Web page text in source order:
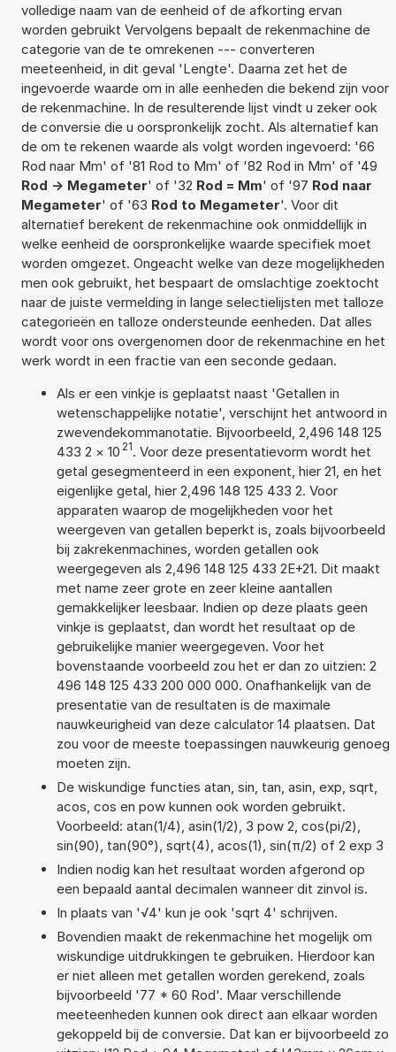
volledige naam van de eenheid of de afkorting ervan
worden gebruikt Vervolgens bepaalt de rekenmachine de
categorie van de te omrekenen --- converteren
meeteenheid, in dit geval 'Lengte'. Daarna zet het de
ingevoerde waarde om in alle eenheden die bekend zijn voor
de rekenmachine. In de resulterende lijst vindt u zeker ook
de conversie die u oorspronkelijk zocht. Als alternatief kan
de om te rekenen waarde als volgt worden ingevoerd: '66
Rod naar Mm' of '81 Rod to Mm' of '82 Rod in Mm' of '49
Rod -> Megameter' of '32 Rod = Mm' of '97 Rod naar
Megameter' of '63 Rod to Megameter'. Voor dit
alternatief berekent de rekenmachine ook onmiddellijk in
welke eenheid de oorspronkelijke waarde specifiek moet
worden omgezet. Ongeacht welke van deze mogelijkheden
men ook gebruikt, het bespaart de omslachtige zoektocht
naar de juiste vermelding in lange selectielijsten met talloze
categorieën en talloze ondersteunde eenheden. Dat alles
wordt voor ons overgenomen door de rekenmachine en het
werk wordt in een fractie van een seconde gedaan.
Als er een vinkje is geplaatst naast 'Getallen in
wetenschappelijke notatie', verschijnt het antwoord in
zwevendekommanotatie. Bijvoorbeeld, 2,496 148 125
433 2 × 10 21. Voor deze presentatievorm wordt het
getal gesegmenteerd in een exponent, hier 21, en het
eigenlijke getal, hier 2,496 148 125 433 2. Voor
apparaten waarop de mogelijkheden voor het
weergeven van getallen beperkt is, zoals bijvoorbeeld
bij zakrekenmachines, worden getallen ook
weergegeven als 2,496 148 125 433 2E+21. Dit maakt
met name zeer grote en zeer kleine aantallen
gemakkelijker leesbaar. Indien op deze plaats geen
vinkje is geplaatst, dan wordt het resultaat op de
gebruikelijke manier weergegeven. Voor het
bovenstaande voorbeeld zou het er dan zo uitzien: 2
496 148 125 433 200 000 000. Onafhankelijk van de
presentatie van de resultaten is de maximale
nauwkeurigheid van deze calculator 14 plaatsen. Dat
zou voor de meeste toepassingen nauwkeurig genoeg
moeten zijn.
De wiskundige functies atan, sin, tan, asin, exp, sqrt,
acos, cos en pow kunnen ook worden gebruikt.
Voorbeeld: atan(1/4), asin(1/2), 3 pow 2, cos(pi/2),
sin(90), tan(90°), sqrt(4), acos(1), sin(π/2) of 2 exp 3
Indien nodig kan het resultaat worden afgerond op
een bepaald aantal decimalen wanneer dit zinvol is.
In plaats van '√4' kun je ook 'sqrt 4' schrijven.
Bovendien maakt de rekenmachine het mogelijk om
wiskundige uitdrukkingen te gebruiken. Hierdoor kan
er niet alleen met getallen worden gerekend, zoals
bijvoorbeeld '77 * 60 Rod'. Maar verschillende
meeteenheden kunnen ook direct aan elkaar worden
gekoppeld bij de conversie. Dat kan er bijvoorbeeld zo